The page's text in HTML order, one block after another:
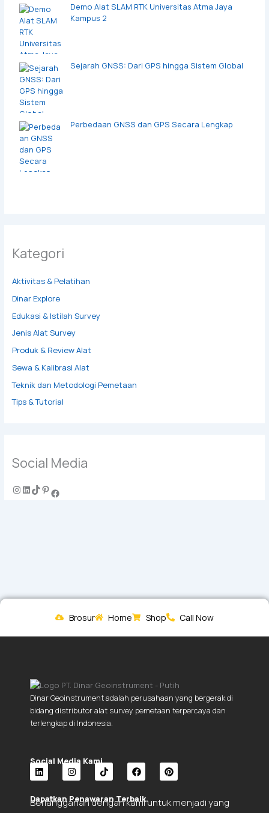
Demo Alat SLAM RTK Universitas Atma Jaya
Kampus 2
Sejarah GNSS: Dari GPS hingga Sistem Global
Perbedaan GNSS dan GPS Secara Lengkap
Kategori
Aktivitas & Pelatihan
Dinar Explore
Edukasi & Istilah Survey
Jenis Alat Survey
Produk & Review Alat
Sewa & Kalibrasi Alat
Teknik dan Metodologi Pemetaan
Tips & Tutorial
Social Media
Brosur Home Shop Call Now
Dinar Geoinstrument adalah perusahaan yang bergerak di
bidang distributor alat survey pemetaan terpercaya dan
terlengkap di Indonesia.
Social Media Kami.
L
n
I
n
s
T
k
F
a
c
P
n
Dapatkan Penawaran Terbaik.
Berlangganan dengan kami untuk menjadi yang